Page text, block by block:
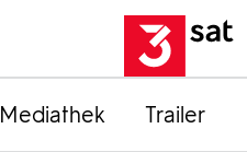
Mediathek Trailer